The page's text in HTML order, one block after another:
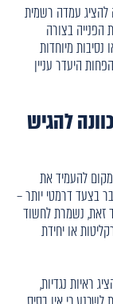
עמדה רשמית
הפנייה בצורה
מיוחדות
היעדר עניין
להגיש
להעמיד את
בצעד דרמטי יותר –
זאת, נשמרת לחשוד
או יחידת
ראיות נגדיות,